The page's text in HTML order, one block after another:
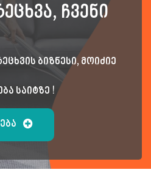
ჩვენი
ბიზნესი, მოიძიე
საიტზე !